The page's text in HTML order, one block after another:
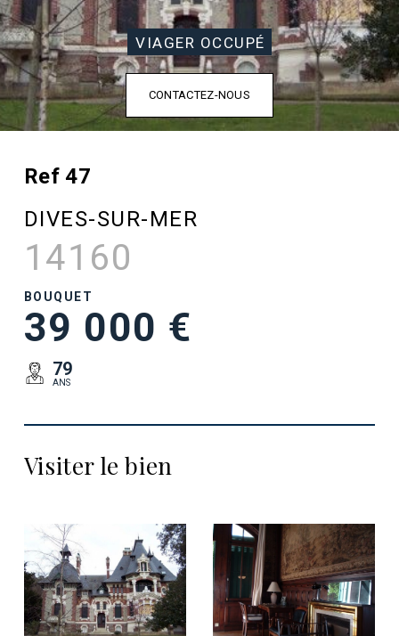
VIAGER OCCUPÉ
CONTACTEZ-NOUS
Ref 47
DIVES-SUR-MER
14160
BOUQUET
39 000 €
79
ANS
Visiter le bien